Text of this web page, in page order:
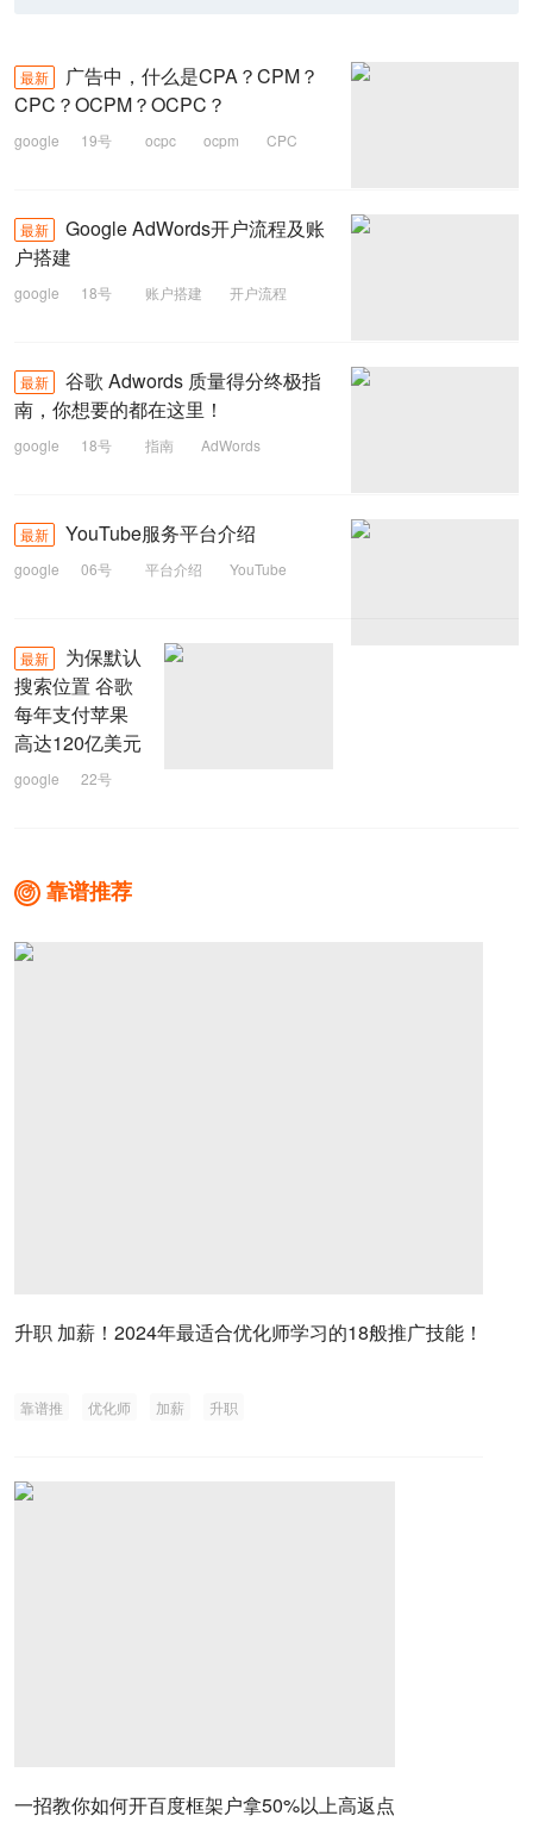
最新
广告中，什么是CPA？CPM？
CPC？OCPM？OCPC？
google 19号 ocpc ocpm
CPC
最新
Google AdWords开户流程及账
户搭建
google 18号 账户搭建
开户流程
最新
谷歌 Adwords 质量得分终极指
南，你想要的都在这里！
google 18号 指南
AdWords
最新 YouTube服务平台介绍
google 06号 平台介绍 YouTube
最新
为保默认
搜索位置 谷歌
每年支付苹果
高达120亿美元
google
22号
 靠谱推荐
升职 加薪！2024年最适合优化师学习的18般推广技能！
靠谱推 优化师 加薪 升职
一招教你如何开百度框架户拿50%以上高返点